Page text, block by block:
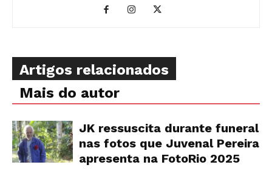
Artigos relacionados
Mais do autor
JK ressuscita durante funeral
nas fotos que Juvenal Pereira
apresenta na FotoRio 2025